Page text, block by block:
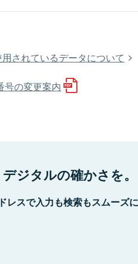
されているデータについて
号の変更案内
ジタルの確かさを。
レスで入力も検索もスムーズ